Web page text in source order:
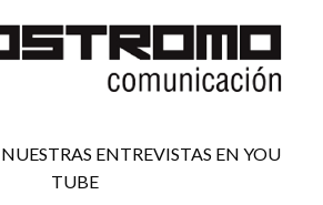
ENTREVISTAS EN YOU
TUBE